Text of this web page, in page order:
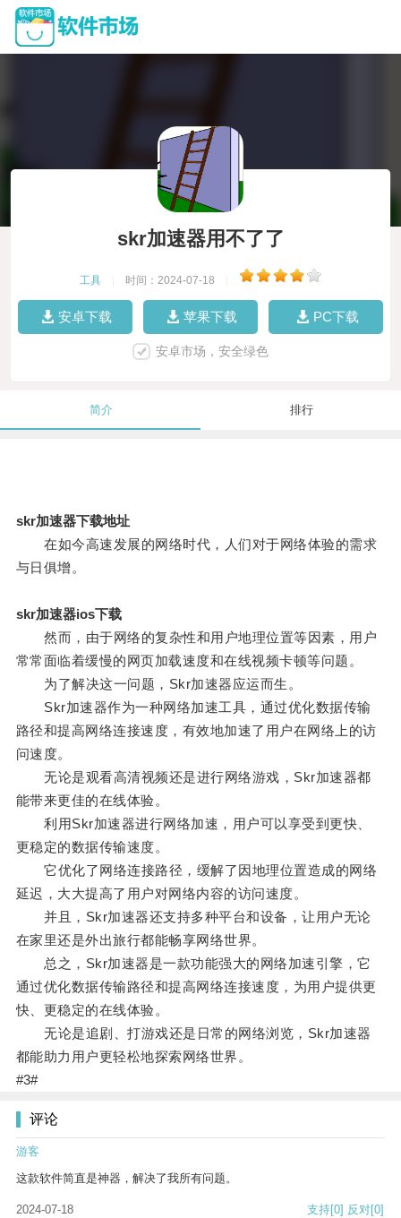
skr加速器用不了了
工具 时间：2024-07-18
安卓下载 苹果下载 PC下载
安卓市场，安全绿色
简介 排行
skr加速器下载地址
在如今高速发展的网络时代，人们对于网络体验的需求
与日俱增。
skr加速器ios下载
然而，由于网络的复杂性和用户地理位置等因素，用户
常常面临着缓慢的网页加载速度和在线视频卡顿等问题。
为了解决这一问题，Skr加速器应运而生。
Skr加速器作为一种网络加速工具，通过优化数据传输
路径和提高网络连接速度，有效地加速了用户在网络上的访
问速度。
无论是观看高清视频还是进行网络游戏，Skr加速器都
能带来更佳的在线体验。
利用Skr加速器进行网络加速，用户可以享受到更快、
更稳定的数据传输速度。
它优化了网络连接路径，缓解了因地理位置造成的网络
延迟，大大提高了用户对网络内容的访问速度。
并且，Skr加速器还支持多种平台和设备，让用户无论
在家里还是外出旅行都能畅享网络世界。
总之，Skr加速器是一款功能强大的网络加速引擎，它
通过优化数据传输路径和提高网络连接速度，为用户提供更
快、更稳定的在线体验。
无论是追剧、打游戏还是日常的网络浏览，Skr加速器
都能助力用户更轻松地探索网络世界。
#3#
评论
游客
这款软件简直是神器，解决了我所有问题。
2024-07-18 支持[0] 反对[0]